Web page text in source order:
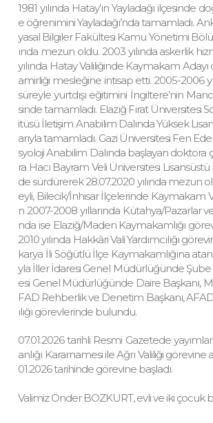
1981 yılında Hatay’ın Yayladağı ilçesinde
e öğrenimini Yayladağı’nda tamamladı.
yasal Bilgiler Fakültesi Kamu Yönetimi
ında mezun oldu. 2003 yılında askerlik
yılında Hatay Valiliğinde Kaymakam
amirliği mesleğine intisap etti. 2005-2006
süreyle yurtdışı eğitimini İngiltere’nin
sinde tamamladı. Elazığ Fırat Üniversitesi
itüsü İletişim Anabilim Dalında Yüksek
arıyla tamamladı. Gazi Üniversitesi Fen
syoloji Anabilim Dalında başlayan doktora
ra Hacı Bayram Veli Üniversitesi
de sürdürerek 28.07.2020 yılında mezun
eyli, Bilecik/İnhisar İlçelerinde Kaymakam
n 2007-2008 yıllarında Kütahya/Pazarlar
nda ise Elazığ/Maden Kaymakamlığı
2010 yılında Hakkâri Vali Yardımcılığı
karya İli Söğütlü İlçe Kaymakamlığına
yla İller İdaresi Genel Müdürlüğünde
esi Genel Müdürlüğünde Daire Başkanı,
FAD Rehberlik ve Denetim Başkanı,
ılığı görevlerinde bulundu.
07.01.2026 tarihli Resmi Gazetede
anlığı Kararnamesi ile Ağrı Valiliği görevine
01.2026 tarihinde görevine başladı.
Valimiz Önder BOZKURT, evli ve iki çocuk